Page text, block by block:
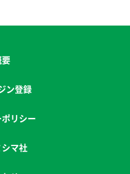
要
ン登録
リシー
シマ社